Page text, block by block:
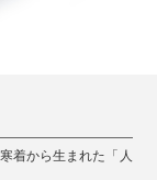
着から生まれた「人